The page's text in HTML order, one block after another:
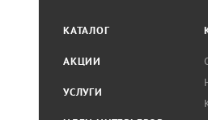
КАТАЛОГ
АКЦИИ
УСЛУГИ